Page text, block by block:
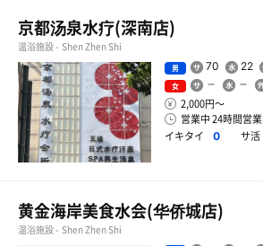
京都汤泉水疗(深南店)
温浴施設 - Shen Zhen Shi
男 70 22
女
2,000円〜
営業中 24時間営業
イキタイ
0 サ活
黄金海岸美食水会(华侨城店)
温浴施設 - Shen Zhen Shi